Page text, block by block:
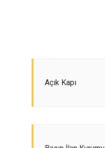
Açık Kapı